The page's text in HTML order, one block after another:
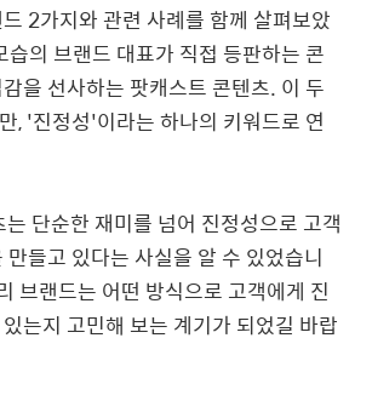
2가지와 관련 사례를 함께 살펴보았
습의 브랜드 대표가 직접 등판하는 콘
을 선사하는 팟캐스트 콘텐츠. 이 두
, '진정성'이라는 하나의 키워드로 연
단순한 재미를 넘어 진정성으로 고객
들고 있다는 사실을 알 수 있었습니
브랜드는 어떤 방식으로 고객에게 진
는지 고민해 보는 계기가 되었길 바랍